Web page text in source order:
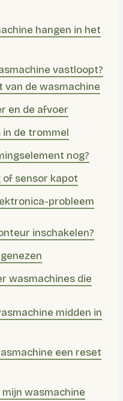
hangen in het
vastloopt?
van de wasmachine
en de afvoer
in de trommel
nog?
sensor kapot
probleem
inschakelen?
wasmachines die
midden in
een reset
wasmachine